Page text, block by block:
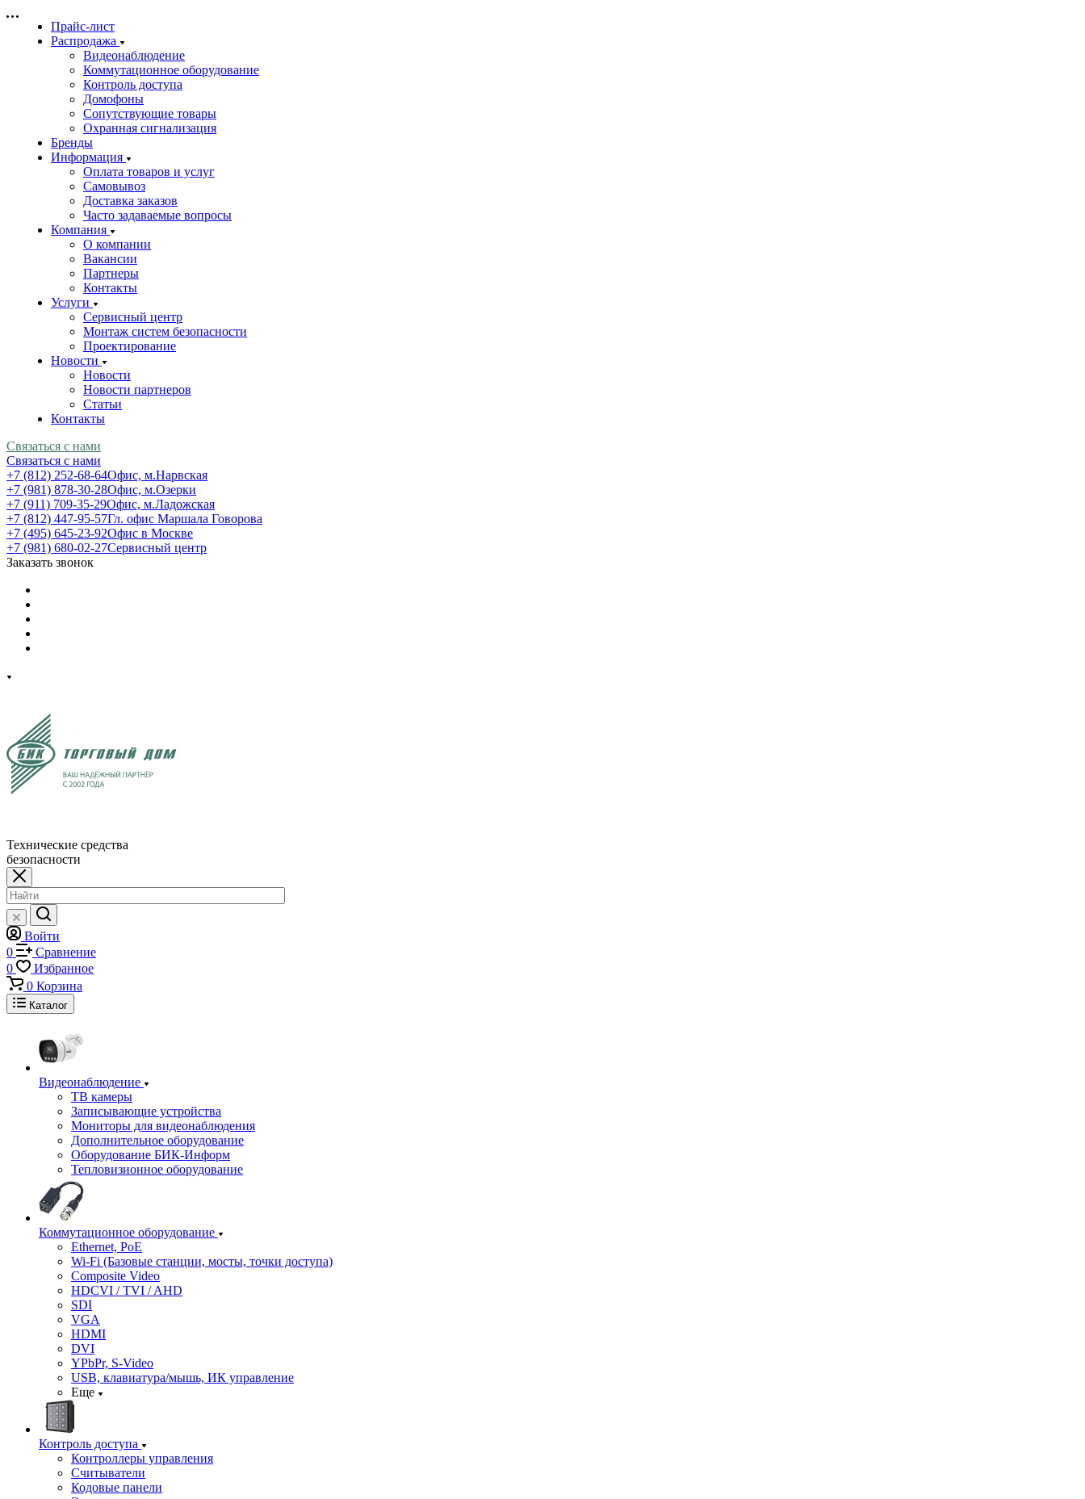
Прайс-лист
Распродажа
Видеонаблюдение
Коммутационное оборудование
Контроль доступа
Домофоны
Сопутствующие товары
Охранная сигнализация
Бренды
Информация
Оплата товаров и услуг
Самовывоз
Доставка заказов
Часто задаваемые вопросы
Компания
О компании
Вакансии
Партнеры
Контакты
Услуги
Сервисный центр
Монтаж систем безопасности
Проектирование
Новости
Новости
Новости партнеров
Статьи
Контакты
Связаться с нами
Связаться с нами
+7 (812) 252-68-64Офис, м.Нарвская
+7 (981) 878-30-28Офис, м.Озерки
+7 (911) 709-35-29Офис, м.Ладожская
+7 (812) 447-95-57Гл. офис Маршала Говорова
+7 (495) 645-23-92Офис в Москве
+7 (981) 680-02-27Сервисный центр
Заказать звонок
Технические средства
безопасности
Войти
0
Сравнение
0
Избранное
0 Корзина
Каталог
Видеонаблюдение
ТВ камеры
Записывающие устройства
Мониторы для видеонаблюдения
Дополнительное оборудование
Оборудование БИК-Информ
Тепловизионное оборудование
Коммутационное оборудование
Ethernet, PoE
Wi-Fi (Базовые станции, мосты, точки доступа)
Composite Video
HDCVI / TVI / AHD
SDI
VGA
HDMI
DVI
YPbPr, S-Video
USB, клавиатура/мышь, ИК управление
Еще
Контроль доступа
Контроллеры управления
Считыватели
Кодовые панели